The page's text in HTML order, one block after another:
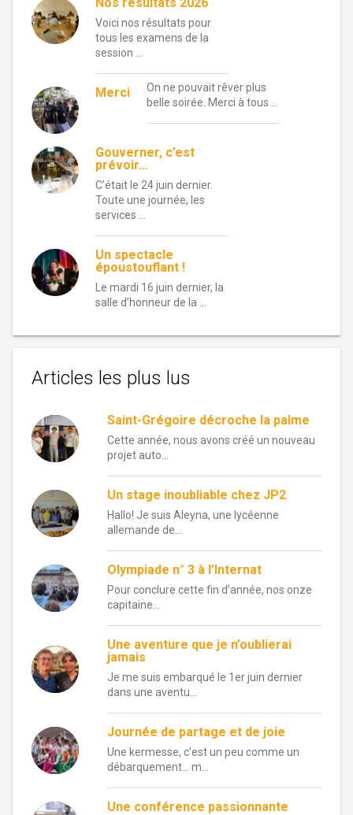
Voici nos résultats pour
tous les examens de la
session …
Merci
On ne pouvait rêver plus
belle soirée. Merci à tous …
Gouverner, c’est
prévoir…
C’était le 24 juin dernier.
Toute une journée, les
services …
Un spectacle
époustouflant !
Le mardi 16 juin dernier, la
salle d’honneur de la …
Articles les plus lus
Saint-Grégoire décroche la palme
Cette année, nous avons créé un nouveau
projet auto...
Un stage inoubliable chez JP2
Hallo! Je suis Aleyna, une lycéenne
allemande de...
Olympiade n° 3 à l’Internat
Pour conclure cette fin d’année, nos onze
capitaine...
Une aventure que je n’oublierai
jamais
Je me suis embarqué le 1er juin dernier
dans une aventu...
Journée de partage et de joie
Une kermesse, c’est un peu comme un
débarquement… m...
Une conférence passionnante